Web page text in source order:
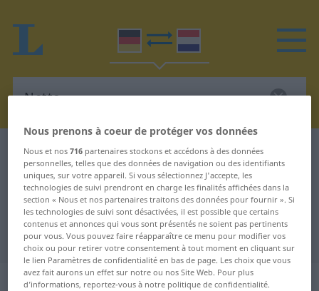
Dictionnaire Allemand-Néerlandais Netto-
Traduction Allemand-Néerlandais
de "Netto-"
"Netto-" - traduction Néerlandais
„Netto-“: Zusammensetzungen
Nous prenons à coeur de protéger vos données
Nous et nos716 partenaires stockons et accédons à des données
personnelles, telles que des données de navigation ou des identifiants
uniques, sur votre appareil. Si vous sélectionnez J'accepte, les
technologies de suivi prendront en charge les finalités affichées dans la
section « Nous et nos partenaires traitons des données pour fournir ». Si
les technologies de suivi sont désactivées, il est possible que certains
contenus et annonces qui vous sont présentés ne soient pas pertinents
pour vous. Vous pouvez faire réapparaître ce menu pour modifier vos
choix ou pour retirer votre consentement à tout moment en cliquant sur
le lien Paramètres de confidentialité en bas de page. Les choix que vous
avez fait aurons un effet sur notre ou nos Site Web. Pour plus
d’informations, reportez-vous à notre politique de confidentialité.